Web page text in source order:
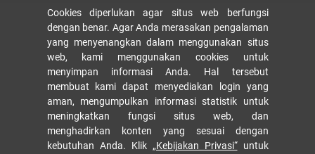
Cookies diperlukan agar situs web berfungsi
dengan benar. Agar Anda merasakan pengalaman
yang menyenangkan dalam menggunakan situs
web, kami menggunakan cookies untuk
menyimpan informasi Anda. Hal tersebut
membuat kami dapat menyediakan login yang
aman, mengumpulkan informasi statistik untuk
meningkatkan fungsi situs web, dan
menghadirkan konten yang sesuai dengan
kebutuhan Anda. Klik „Kebijakan Privasi“untuk